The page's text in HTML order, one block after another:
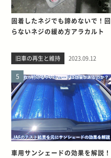
固着したネジでも諦めないで！回
らないネジの緩め方アラカルト
旧車の再生と維持 2023.09.12
5
車用サンシェードの効果を解説！